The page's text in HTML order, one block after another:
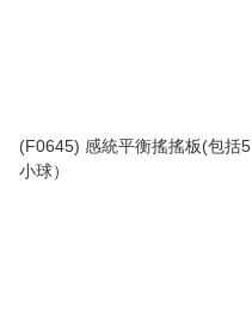
(F0645) 感統平衡搖搖板(包括5
小球）